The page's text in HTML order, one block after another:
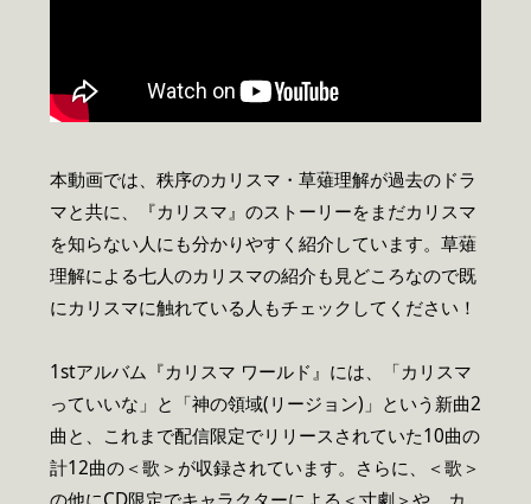
本動画では、秩序のカリスマ・草薙理解が過去のドラ
マと共に、『カリスマ』のストーリーをまだカリスマ
を知らない人にも分かりやすく紹介しています。草薙
理解による七人のカリスマの紹介も見どころなので既
にカリスマに触れている人もチェックしてください！
1stアルバム『カリスマ ワールド』には、「カリスマ
っていいな」と「神の領域(リージョン)」という新曲2
曲と、これまで配信限定でリリースされていた10曲の
計12曲の＜歌＞が収録されています。さらに、＜歌＞